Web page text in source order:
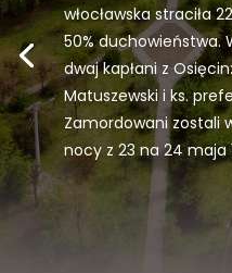
włocławska straciła
50% duchowieństwa.
dwaj kapłani z
Matuszewski i ks.
Zamordowani zostali
nocy z 23 na 24 maja